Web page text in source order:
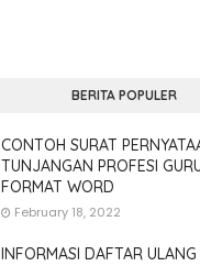
BERITA POPULER
CONTOH SURAT
TUNJANGAN PROFESI
FORMAT WORD
February 18, 2022
INFORMASI DAFTAR ULANG